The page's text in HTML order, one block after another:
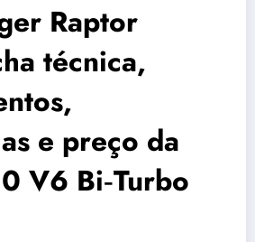
Raptor
técnica,
e preço da
V6 Bi‑Turbo